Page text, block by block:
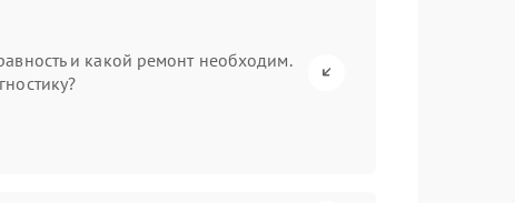
и какой ремонт необходим.